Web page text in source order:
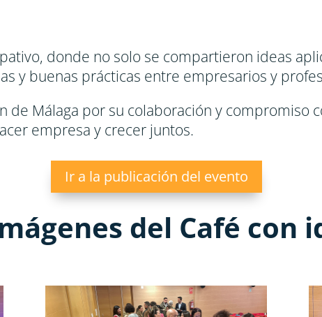
donde no solo se compartieron ideas
y buenas prácticas entre empresarios y
de Málaga por su colaboración y compromiso
empresa y crecer juntos.
Ir a la publicación del evento
del Café con